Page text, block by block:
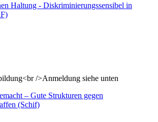
Haltung - Diskriminierungssensibel in
– Gute Strukturen gegen
(Schif)